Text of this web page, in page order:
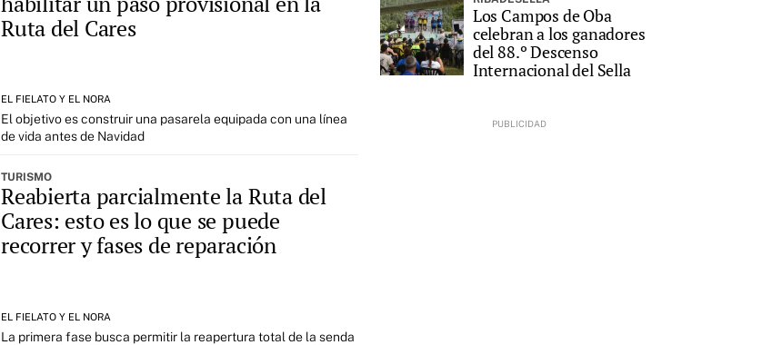
Ruta del Cares
EL FIELATO Y EL NORA
El objetivo es construir una pasarela equipada con una línea
de vida antes de Navidad
TURISMO
Reabierta parcialmente la Ruta del
Cares: esto es lo que se puede
recorrer y fases de reparación
EL FIELATO Y EL NORA
La primera fase busca permitir la reapertura total de la senda
Los Campos de Oba
celebran a los ganadores
del 88.º Descenso
Internacional del Sella